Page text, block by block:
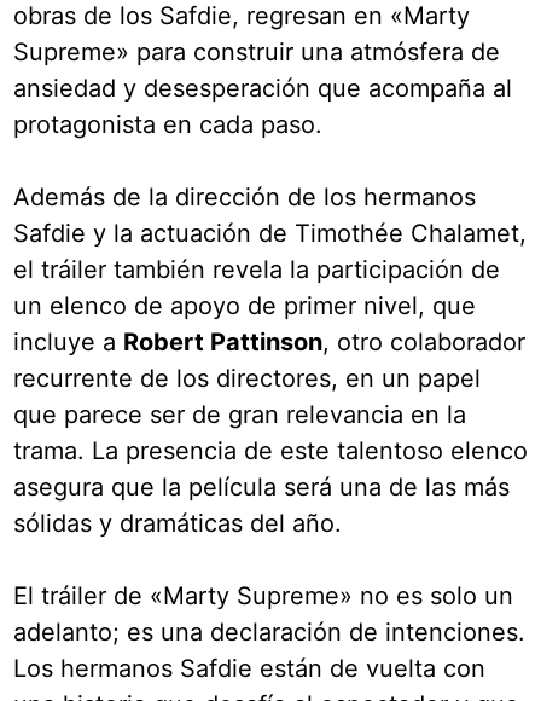
obras de los Safdie, regresan en «Marty
Supreme» para construir una atmósfera de
ansiedad y desesperación que acompaña al
protagonista en cada paso.
Además de la dirección de los hermanos
Safdie y la actuación de Timothée Chalamet,
el tráiler también revela la participación de
un elenco de apoyo de primer nivel, que
incluye a Robert Pattinson, otro colaborador
recurrente de los directores, en un papel
que parece ser de gran relevancia en la
trama. La presencia de este talentoso elenco
asegura que la película será una de las más
sólidas y dramáticas del año.
El tráiler de «Marty Supreme» no es solo un
adelanto; es una declaración de intenciones.
Los hermanos Safdie están de vuelta con